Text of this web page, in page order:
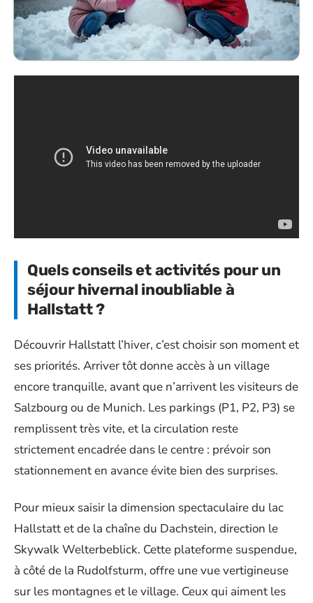
Quels conseils et activités pour un
séjour hivernal inoubliable à
Hallstatt ?
Découvrir Hallstatt l’hiver, c’est choisir son moment et
ses priorités. Arriver tôt donne accès à un village
encore tranquille, avant que n’arrivent les visiteurs de
Salzbourg ou de Munich. Les parkings (P1, P2, P3) se
remplissent très vite, et la circulation reste
strictement encadrée dans le centre : prévoir son
stationnement en avance évite bien des surprises.
Pour mieux saisir la dimension spectaculaire du lac
Hallstatt et de la chaîne du Dachstein, direction le
Skywalk Welterbeblick. Cette plateforme suspendue,
à côté de la Rudolfsturm, offre une vue vertigineuse
sur les montagnes et le village. Ceux qui aiment les